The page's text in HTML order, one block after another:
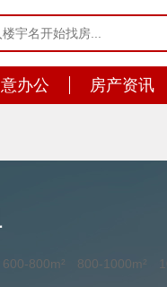
办公 房产资讯
600-800m² 800-1000m²